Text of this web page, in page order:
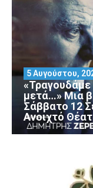
«Τραγουδάμε
μετά…» Μια
Σάββατο 12
Ανοιχτό
5 Αυγούστου,